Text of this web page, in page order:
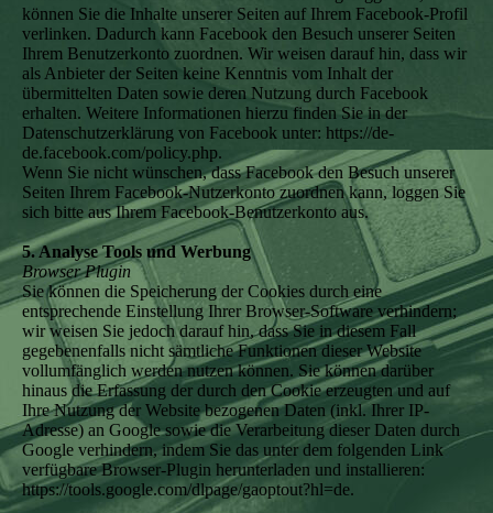
können Sie die Inhalte unserer Seiten auf Ihrem Facebook-Profil
verlinken. Dadurch kann Facebook den Besuch unserer Seiten
Ihrem Benutzerkonto zuordnen. Wir weisen darauf hin, dass wir
als Anbieter der Seiten keine Kenntnis vom Inhalt der
übermittelten Daten sowie deren Nutzung durch Facebook
erhalten. Weitere Informationen hierzu finden Sie in der
Datenschutzerklärung von Facebook unter: https://de-
de.facebook.com/policy.php.
Wenn Sie nicht wünschen, dass Facebook den Besuch unserer
Seiten Ihrem Facebook-Nutzerkonto zuordnen kann, loggen Sie
sich bitte aus Ihrem Facebook-Benutzerkonto aus.
5. Analyse Tools und Werbung
Browser Plugin
Sie können die Speicherung der Cookies durch eine
entsprechende Einstellung Ihrer Browser-Software verhindern;
wir weisen Sie jedoch darauf hin, dass Sie in diesem Fall
gegebenenfalls nicht sämtliche Funktionen dieser Website
vollumfänglich werden nutzen können. Sie können darüber
hinaus die Erfassung der durch den Cookie erzeugten und auf
Ihre Nutzung der Website bezogenen Daten (inkl. Ihrer IP-
Adresse) an Google sowie die Verarbeitung dieser Daten durch
Google verhindern, indem Sie das unter dem folgenden Link
verfügbare Browser-Plugin herunterladen und installieren:
https://tools.google.com/dlpage/gaoptout?hl=de.